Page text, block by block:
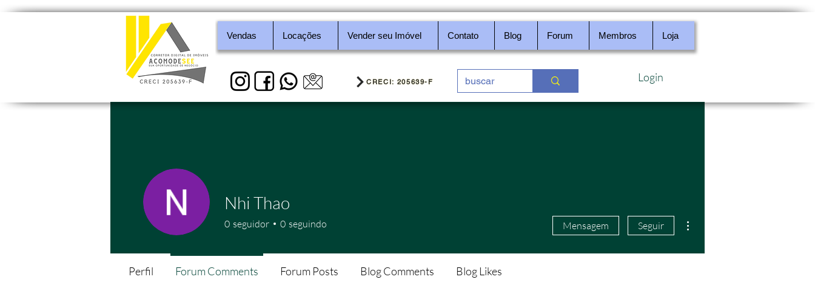
Vendas Locações Vender seu Imóvel Contato Blog Forum Membros Loja
CRECI: 205639-F Login
Nhi Thao
0 seguidor 0 seguindo Mensagem Seguir
Perfil Forum Comments Forum Posts Blog Comments Blog Likes